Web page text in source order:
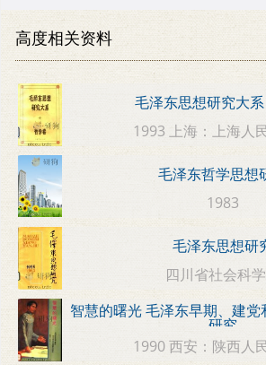
高度相关资料
毛泽东思想研究大
1993 上海：上海人
毛泽东哲学思想
1983
毛泽东思想研
四川省社会科
智慧的曙光 毛泽东早期、建
研究
1990 西安：陕西人